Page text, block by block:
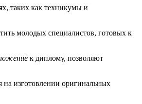
таких как техникумы и
молодых специалистов, готовых к
к диплому, позволяют
изготовлении оригинальных